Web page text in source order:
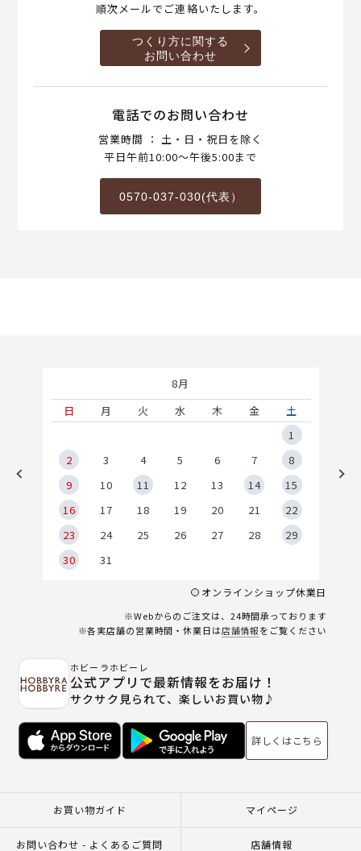
順次メールでご連絡いたします。
つくり方に関する
お問い合わせ
電話でのお問い合わせ
営業時間 ： 土・日・祝日を除く
平日午前10:00～午後5:00まで
0570-037-030(代表）
8月
日
月 火 水 木 金
土
1
2
3 4 5 6 7
8
9
10 11 12 13 14
15
16
17 18 19 20 21
22
23
24 25 26 27 28
29
30
31
オンラインショップ休業日
※Webからのご注文は、24時間承っております
※各実店舗の営業時間・休業日は店舗情報をご覧ください
ホビーラホビーレ
公式アプリで最新情報をお届け！
サクサク見られて、楽しいお買い物♪
詳しくはこちら
お買い物ガイド マイページ
お問い合わせ - よくあるご質問 店舗情報